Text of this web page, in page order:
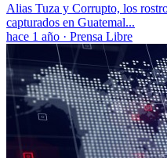
Alias Tuza y Corrupto, los
capturados en Guatemal...
hace 1 año · Prensa Libre